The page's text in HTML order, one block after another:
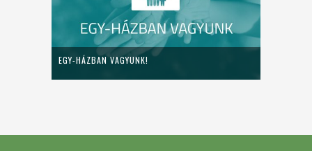
EGY-HÁZBAN VAGYUNK!